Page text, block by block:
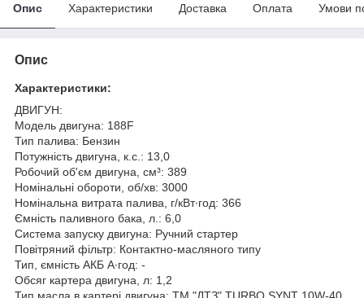
Опис Характеристики Доставка Оплата Умови
Опис
Характеристики:
ДВИГУН:
Модель двигуна: 188F
Тип палива: Бензин
Потужність двигуна, к.с.: 13,0
Робочий об'єм двигуна, см³: 389
Номінальні обороти, об/хв: 3000
Номінальна витрата палива, г/кВт∙год: 366
Ємність паливного бака, л.: 6,0
Система запуску двигуна: Ручний стартер
Повітряний фільтр: Контактно-масляного типу
Тип, ємність АКБ А∙год: -
Обсяг картера двигуна, л: 1,2
Тип масла в картері двигуна: ТМ "ДТЗ" TURBO SYNT 10W-40